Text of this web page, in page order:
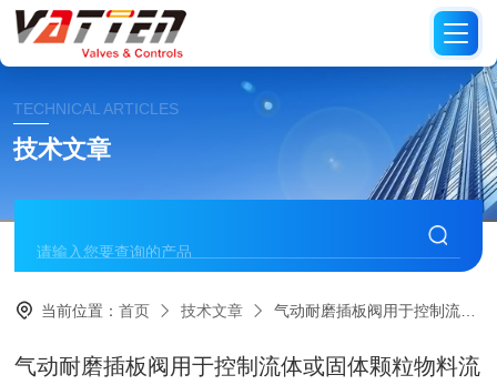
TECHNICAL ARTICLES
技术文章
当前位置：首页 技术文章 气动耐磨插板阀用于控制流体或固体颗粒物料流动
气动耐磨插板阀用于控制流体或固体颗粒物料流